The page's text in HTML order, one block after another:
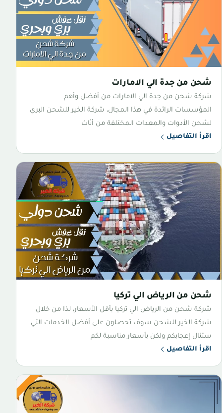
شحن من جدة الي الامارات
شركة شحن من جدة الي الامارات من أفضل وأهم
المؤسسات الرائدة في هذا المجال، شركة الخير للشحن البري
لشحن الأدوات والمعدات المختلفة من أثاث
اقرأ التفاصيل
شحن من الرياض الي تركيا
شركة شحن من الرياض الي تركيا بأقل الأسعار، لذا من خلال
شركة الخير للشحن سوف تحصلون على أفضل الخدمات التي
ستنال إعجابكم ولكن بأسعار مناسبة لكم
اقرأ التفاصيل